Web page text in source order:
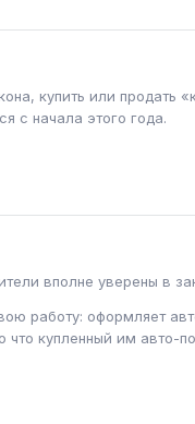
купить или продать
с начала этого года.
вполне уверены в
работу: оформляет
купленный им авто-